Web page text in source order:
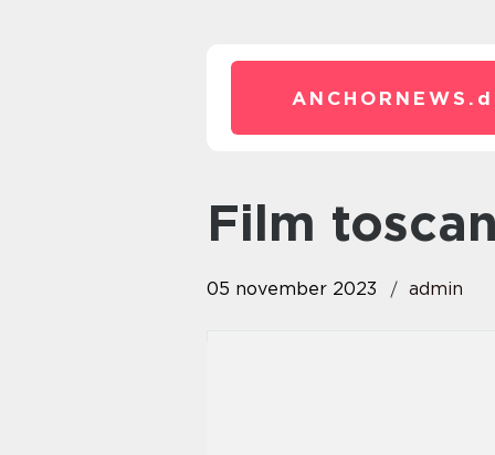
ANCHORNEWS.
film
05 november 2023 admin